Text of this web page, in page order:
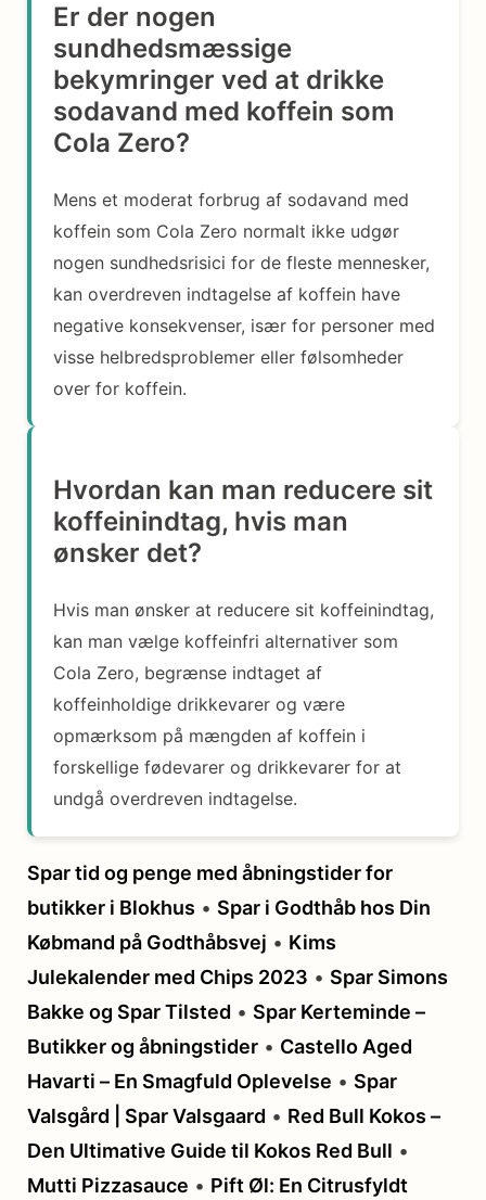
Er der nogen
sundhedsmæssige
bekymringer ved at drikke
sodavand med koffein som
Cola Zero?
Mens et moderat forbrug af sodavand med
koffein som Cola Zero normalt ikke udgør
nogen sundhedsrisici for de fleste mennesker,
kan overdreven indtagelse af koffein have
negative konsekvenser, især for personer med
visse helbredsproblemer eller følsomheder
over for koffein.
Hvordan kan man reducere sit
koffeinindtag, hvis man
ønsker det?
Hvis man ønsker at reducere sit koffeinindtag,
kan man vælge koffeinfri alternativer som
Cola Zero, begrænse indtaget af
koffeinholdige drikkevarer og være
opmærksom på mængden af koffein i
forskellige fødevarer og drikkevarer for at
undgå overdreven indtagelse.
Spar tid og penge med åbningstider for
butikker i Blokhus • Spar i Godthåb hos Din
Købmand på Godthåbsvej • Kims
Julekalender med Chips 2023 • Spar Simons
Bakke og Spar Tilsted • Spar Kerteminde –
Butikker og åbningstider • Castello Aged
Havarti – En Smagfuld Oplevelse • Spar
Valsgård | Spar Valsgaard • Red Bull Kokos –
Den Ultimative Guide til Kokos Red Bull •
Mutti Pizzasauce • Pift Øl: En Citrusfyldt